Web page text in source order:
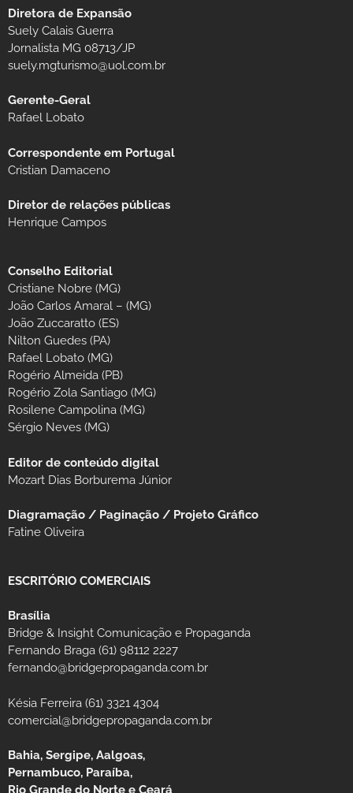
Diretora de Expansão
Suely Calais Guerra
Jornalista MG 08713/JP
suely.mgturismo@uol.com.br
Gerente-Geral
Rafael Lobato
Correspondente em Portugal
Cristian Damaceno
Diretor de relações públicas
Henrique Campos
Conselho Editorial
Cristiane Nobre (MG)
João Carlos Amaral – (MG)
João Zuccaratto (ES)
Nilton Guedes (PA)
Rafael Lobato (MG)
Rogério Almeida (PB)
Rogério Zola Santiago (MG)
Rosilene Campolina (MG)
Sérgio Neves (MG)
Editor de conteúdo digital
Mozart Dias Borburema Júnior
Diagramação / Paginação / Projeto Gráfico
Fatine Oliveira
ESCRITÓRIO COMERCIAIS
Brasília
Bridge & Insight Comunicação e Propaganda
Fernando Braga (61) 98112 2227
fernando@bridgepropaganda.com.br
Késia Ferreira (61) 3321 4304
comercial@bridgepropaganda.com.br
Bahia, Sergipe, Aalgoas,
Pernambuco, Paraíba,
Rio Grande do Norte e Ceará